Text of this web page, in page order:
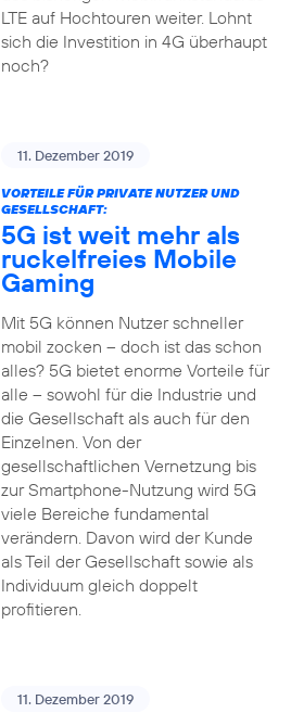
LTE auf Hochtouren weiter. Lohnt
sich die Investition in 4G überhaupt
noch?
11. Dezember 2019
VORTEILE FÜR PRIVATE NUTZER UND
GESELLSCHAFT:
5G ist weit mehr als
ruckelfreies Mobile
Gaming
Mit 5G können Nutzer schneller
mobil zocken – doch ist das schon
alles? 5G bietet enorme Vorteile für
alle – sowohl für die Industrie und
die Gesellschaft als auch für den
Einzelnen. Von der
gesellschaftlichen Vernetzung bis
zur Smartphone-Nutzung wird 5G
viele Bereiche fundamental
verändern. Davon wird der Kunde
als Teil der Gesellschaft sowie als
Individuum gleich doppelt
profitieren.
11. Dezember 2019